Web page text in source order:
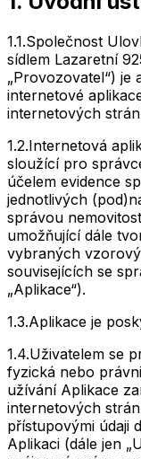
1.1.Společnost
sídlem Lazaretní
„Provozovatel“) je
internetové
internetových
1.2.Internetová
sloužící pro
účelem evidence
jednotlivých
správou
umožňující dále
vybraných
souvisejících se
„Aplikace“).
1.3.Aplikace je
1.4.Uživatelem se
fyzická nebo
užívání Aplikace
internetových
přístupovými údaji
Aplikaci (dále jen